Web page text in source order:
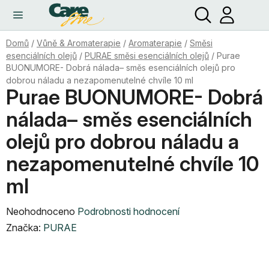
obsah
Hledat
Domů / Vůně & Aromaterapie / Aromaterapie / Směsi
esenciálních olejů / PURAE směsi esenciálních olejů / Purae
BUONUMORE- Dobrá nálada– směs esenciálních olejů pro
dobrou náladu a nezapomenutelné chvíle 10 ml
Purae BUONUMORE- Dobrá
nálada– směs esenciálních
olejů pro dobrou náladu a
nezapomenutelné chvíle 10
ml
Průměrné
hodnocení
Neohodnoceno Podrobnosti hodnocení
Značka: PURAE